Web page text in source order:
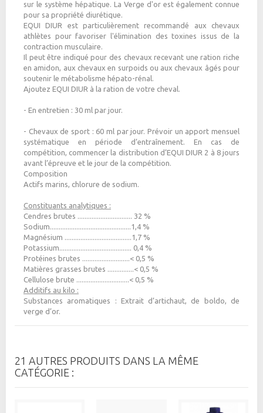
sur le système hépatique. La Verge d'or est également connue
pour sa propriété diurétique.
EQUI DIUR est particulièrement recommandé aux chevaux
athlètes pour favoriser l'élimination des toxines issus de la
contraction musculaire.
Il peut être indiqué pour des chevaux recevant une ration riche
en amidon, aux chevaux en surpoids ou aux chevaux âgés pour
soutenir le métabolisme hépato-rénal.
Ajoutez EQUI DIUR à la ration de votre cheval.
- En entretien : 30 ml par jour.
- Chevaux de sport : 60 ml par jour. Prévoir un apport mensuel
systématique en période d’entraînement. En cas de
compétition, commencer la distribution d’EQUI DIUR 2 à 8 jours
avant l’épreuve et le jour de la compétition.
Composition
Actifs marins, chlorure de sodium.
Constituants analytiques :
Cendres brutes ............................... 32 %
Sodium..............................................1,4 %
Magnésium ......................................1,7 %
Potassium......................................... 0,4 %
Protéines brutes ...........................< 0,5 %
Matières grasses brutes ...............< 0,5 %
Cellulose brute ..............................< 0,5 %
Additifs au kilo :
Substances aromatiques : Extrait d’artichaut, de boldo, de
verge d’or.
21 AUTRES PRODUITS DANS LA MÊME
CATÉGORIE :